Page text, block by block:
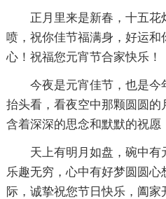
正月里来是新春，十五
喷，祝你佳节福满身，好运
心！祝福您元宵节合家快乐！
今夜是元宵佳节，也是
抬头看，看夜空中那颗圆圆的
含着深深的思念和默默的祝愿
天上有明月如盘，碗中有
乐趣无穷，心中有好梦圆圆
际，诚挚祝您节日快乐，阖家